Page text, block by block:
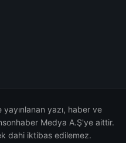
yazı, haber ve
Medya A.Ş'ye aittir.
dahi iktibas edilemez.